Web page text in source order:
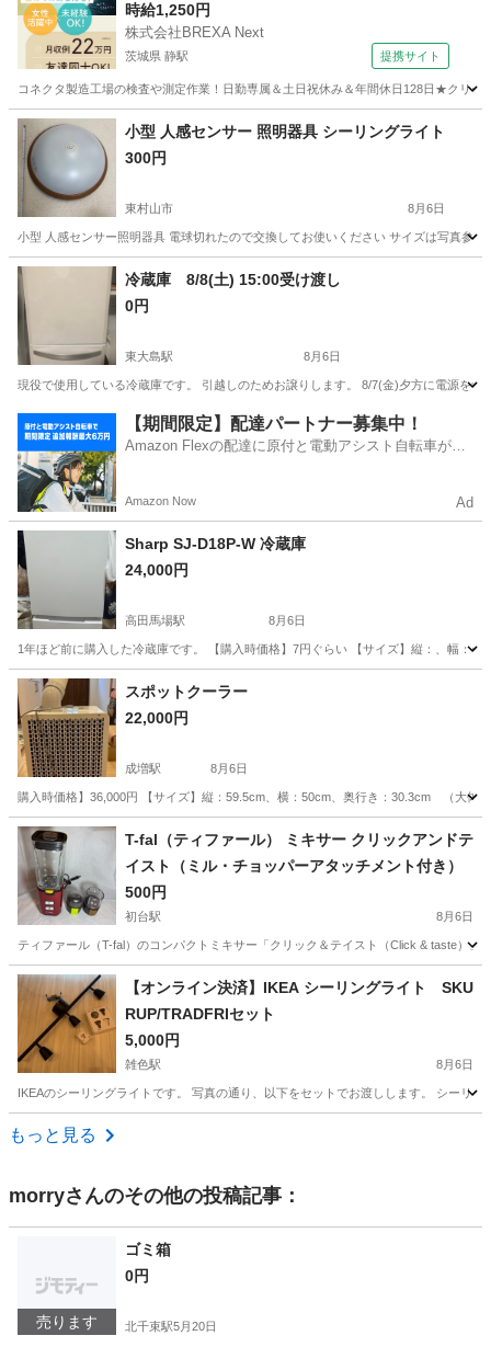
時給1,250円
株式会社BREXA Next
茨城県 静駅 提携サイト
コネクタ製造工場の検査や測定作業！日勤専属＆土日祝休み＆年間休日128日★クリ
茨城 常陸大宮市 静駅 その他
小型 人感センサー 照明器具 シーリングライト
300円
東村山市 8月6日
小型 人感センサー照明器具 電球切れたので交換してお使いください サイズは写真参
東京 東村山市 家電
冷蔵庫 8/8(土) 15:00受け渡し
0円
東大島駅 8月6日
現役で使用している冷蔵庫です。 引越しのためお譲りします。 8/7(金)夕方に電源を
東大島駅 キッチン家電
【期間限定】配達パートナー募集中！
Amazon Flexの配達に原付と電動アシスト自転車が登
Amazon Now Ad
Sharp SJ-D18P-W 冷蔵庫
24,000円
高田馬場駅 8月6日
1年ほど前に購入した冷蔵庫です。 【購入時価格】7円ぐらい 【サイズ】縦：、幅：
東京 新宿区 高田馬場駅 キッチン家電
スポットクーラー
22,000円
成増駅 8月6日
購入時価格】36,000円 【サイズ】縦：59.5cm、横：50cm、奥行き：30.3cm （大体
東京 板橋区 成増駅
T-fal（ティファール） ミキサー クリックアンドテ
イスト（ミル・チョッパーアタッチメント付き）
500円
初台駅 8月6日
ティファール（T-fal）のコンパクトミキサー「クリック＆テイスト（Click & taste）
東京 渋谷区 初台駅 キッチン家電
【オンライン決済】IKEA シーリングライト SKU
RUP/TRADFRIセット
5,000円
雑色駅 8月6日
IKEAのシーリングライトです。 写真の通り、以下をセットでお渡しします。 シーリ
東京 大田区
もっと見る
morryさんのその他の投稿記事：
売ります
ゴミ箱
0円
北千束駅5月20日